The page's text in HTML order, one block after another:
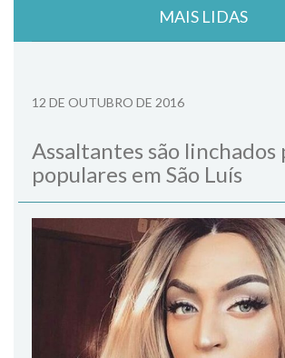
MAIS LIDAS
12 DE OUTUBRO DE 2016
Assaltantes são linchados
populares em São Luís